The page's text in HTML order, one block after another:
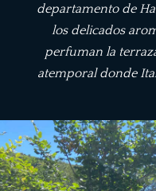
departamento de
los delicados
perfuman la
atemporal donde